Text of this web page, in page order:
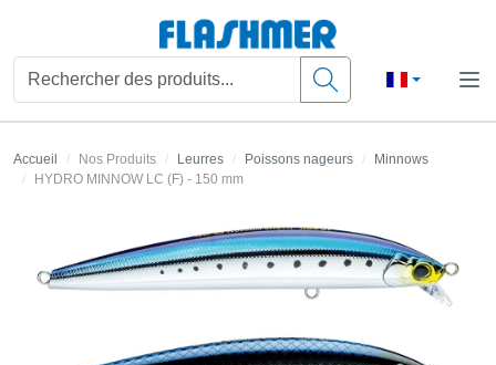
Accueil Nos Produits Leurres Poissons nageurs
Minnows
HYDRO MINNOW LC (F) - 150 mm